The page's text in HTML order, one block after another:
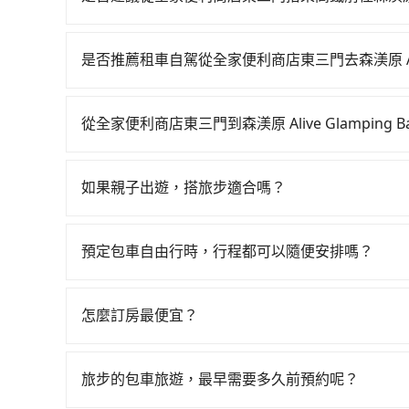
06:26一直到23:00，台北-苗栗一天最多有30班次
站前排班的計程車，搭上小黃後約花35分鐘、車
不僅每人至少額外負擔40元車資，而且更會額外
是否推薦租車自駕從全家便利商店東三門去森渼
天就要來回，那在台北路邊可隨租隨借的iRent應
的每小時40元路邊停車費用預估進去，但額外的
者撞凹的車門仍未被修理，每一次租車都好像在
車地點仍有段距離，在遇到下雨天或者載行李時，
從全家便利商店東三門到森渼原 Alive Glamping
到車，也可考慮打電話至全家便利商店東三門附
如果親子出遊，搭旅步適合嗎？
出遊時安全更有保障。
預定包車自由行時，行程都可以隨便安排嗎？
的需求安排的。
怎麼訂房最便宜？
區、價位、人數、特殊需求來搜尋適合的旅店與
旅步的包車旅遊，最早需要多久前預約呢？